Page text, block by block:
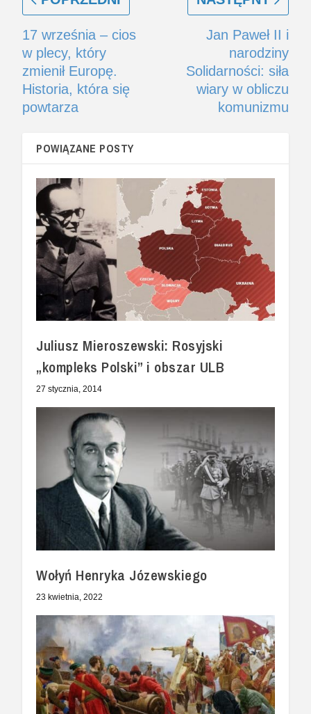
17 września – cios
w plecy, który
zmienił Europę.
Historia, która się
powtarza
Jan Paweł II i
narodziny
Solidarności: siła
wiary w obliczu
komunizmu
POWIĄZANE POSTY
Juliusz Mieroszewski: Rosyjski
„kompleks Polski” i obszar ULB
27 stycznia, 2014
Wołyń Henryka Józewskiego
23 kwietnia, 2022